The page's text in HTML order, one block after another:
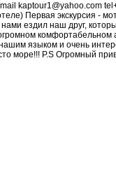
kaptour1@yahoo.com
Первая экскурсия -
ездил наш друг,
комфортабельном
языком и очень
море!!! P.S Огромный